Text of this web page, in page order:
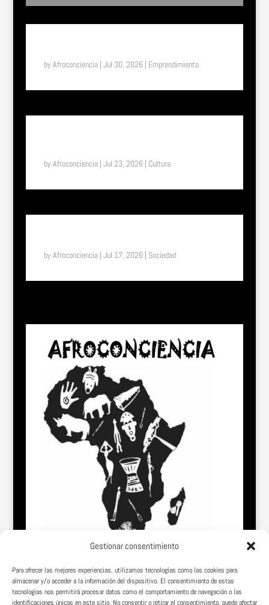
Gestionar consentimiento
Para ofrecer las mejores experiencias, utilizamos tecnologías como las cookies para
almacenar y/o acceder a la información del dispositivo. El consentimiento de estas
tecnologías nos permitirá procesar datos como el comportamiento de navegación o las
identificaciones únicas en este sitio. No consentir o retirar el consentimiento, puede afectar
byAfroconciencia| Jul 30, 2026| Emprendimiento
byAfroconciencia| Jul 23, 2026| Cultura
byAfroconciencia| Jul 17, 2026| Sociedad